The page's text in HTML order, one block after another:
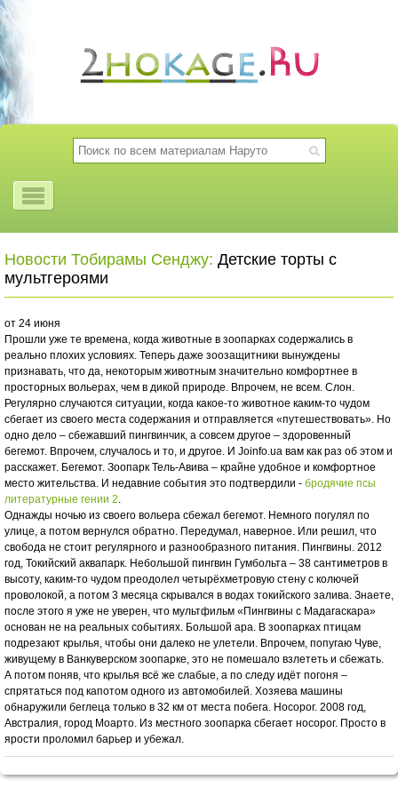
Новости Тобирамы Сенджу: Детские торты с
мультгероями
от 24 июня
Прошли уже те времена, когда животные в зоопарках содержались в
реально плохих условиях. Теперь даже зоозащитники вынуждены
признавать, что да, некоторым животным значительно комфортнее в
просторных вольерах, чем в дикой природе. Впрочем, не всем. Слон.
Регулярно случаются ситуации, когда какое-то животное каким-то чудом
сбегает из своего места содержания и отправляется «путешествовать». Но
одно дело – сбежавший пингвинчик, а совсем другое – здоровенный
бегемот. Впрочем, случалось и то, и другое. И Joinfo.ua вам как раз об этом и
расскажет. Бегемот. Зоопарк Тель-Авива – крайне удобное и комфортное
место жительства. И недавние события это подтвердили - бродячие псы
литературные гении 2.
Однажды ночью из своего вольера сбежал бегемот. Немного погулял по
улице, а потом вернулся обратно. Передумал, наверное. Или решил, что
свобода не стоит регулярного и разнообразного питания. Пингвины. 2012
год, Токийский аквапарк. Небольшой пингвин Гумбольта – 38 сантиметров в
высоту, каким-то чудом преодолел четырёхметровую стену с колючей
проволокой, а потом 3 месяца скрывался в водах токийского залива. Знаете,
после этого я уже не уверен, что мультфильм «Пингвины с Мадагаскара»
основан не на реальных событиях. Большой ара. В зоопарках птицам
подрезают крылья, чтобы они далеко не улетели. Впрочем, попугаю Чуве,
живущему в Ванкуверском зоопарке, это не помешало взлететь и сбежать.
А потом поняв, что крылья всё же слабые, а по следу идёт погоня –
спрятаться под капотом одного из автомобилей. Хозяева машины
обнаружили беглеца только в 32 км от места побега. Носорог. 2008 год,
Австралия, город Моарто. Из местного зоопарка сбегает носорог. Просто в
ярости проломил барьер и убежал.